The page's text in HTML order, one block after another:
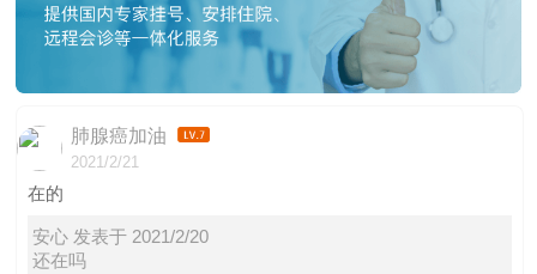
肺腺癌加油
2021/2/21
在的
安心 发表于 2021/2/20
还在吗